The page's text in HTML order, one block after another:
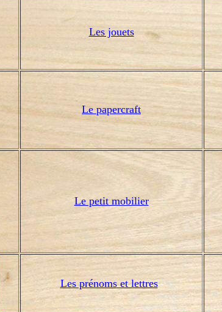
Les jouets
Le papercraft
Le petit mobilier
Les prénomset lettres